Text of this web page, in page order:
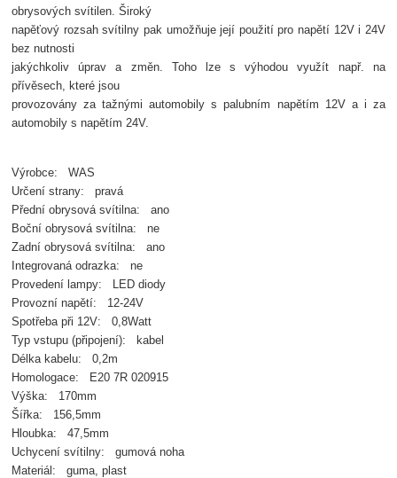
obrysových svítilen. Široký
napěťový rozsah svítilny pak umožňuje její použití pro napětí 12V i 24V
bez nutnosti
jakýchkoliv úprav a změn. Toho lze s výhodou využít např. na
přívěsech, které jsou
provozovány za tažnými automobily s palubním napětím 12V a i za
automobily s napětím 24V.
Výrobce: WAS
Určení strany: pravá
Přední obrysová svítilna: ano
Boční obrysová svítilna: ne
Zadní obrysová svítilna: ano
Integrovaná odrazka: ne
Provedení lampy: LED diody
Provozní napětí: 12-24V
Spotřeba při 12V: 0,8Watt
Typ vstupu (připojení): kabel
Délka kabelu: 0,2m
Homologace: E20 7R 020915
Výška: 170mm
Šířka: 156,5mm
Hloubka: 47,5mm
Uchycení svítilny: gumová noha
Materiál: guma, plast